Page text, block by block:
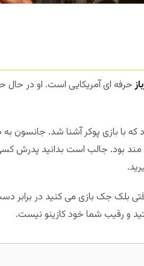
حرفه ای آمریکایی است. او در حال
که با بازی پوکر آشنا شد.
بود. جالب است بدانید پدرش کسی
بلک جک بازی می کنید در برابر
و رقیب شما خود کازینو نیست.